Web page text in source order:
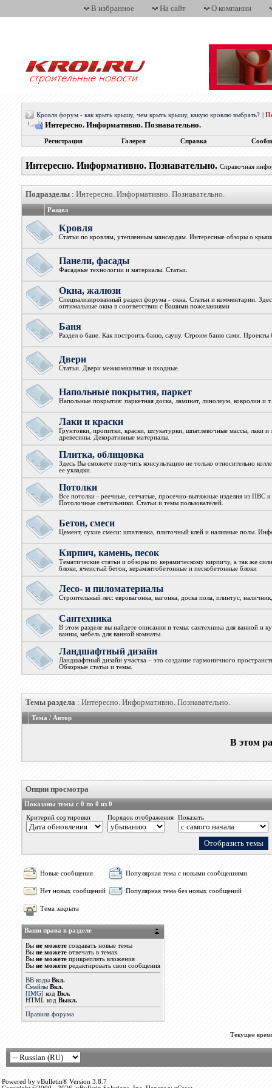
В избранное На сайт О компании
Кровля форум - как крыть крышу, чем крыть крышу, какую кровлю выбрать?
Интересно. Информативно. Познавательно.
Регистрация Галерея Справка
Интересно. Информативно. Познавательно. Справочная
Подразделы: Интересно. Информативно. Познавательно.
Раздел
Кровля
Статьи по кровлям, утепленным мансардам. Интересные обзоры о
Панели, фасады
Фасадные технологии и материалы. Статьи.
Окна, жалюзи
Специализированный раздел форума - окна. Статьи и комментарии.
оптимальные окна в соответствии с Вашими пожеланиями
Баня
Раздел о бане. Как построить баню, сауну. Строим баню сами. Проекты
Двери
Статьи. Двери межкомнатные и входные.
Напольные покрытия, паркет
Напольные покрытия: паркетная доска, ламинат, линолеум, ковролин и
Лаки и краски
Грунтовки, пропитки, краски, штукатурки, шпатлевочные массы, лаки и
древесины. Декоративные материалы.
Плитка, облицовка
Здесь Вы сможете получить консультацию не только относительно
ее укладки.
Потолки
Все потолки - реечные, сетчатые, просечно-вытяжные изделия из ПВС
Потолочные светильники. Статьи и темы пользователей.
Бетон, смеси
Цемент, сухие смеси: шпатлевка, плиточный клей и наливные полы.
Кирпич, камень, песок
Тематические статьи и обзоры по керамическому кирпичу, а так же
блоки, ячеистый бетон, керамзитобетонные и пескобетонные блоки
Лесо- и пиломатериалы
Строительный лес: евровагонка, вагонка, доска пола, плинтус,
Сантехника
В этом разделе вы найдете описания и темы: сантехника для ванной и
ванны, мебель для ванной комнаты.
Ландшафтный дизайн
Ландшафтный дизайн участка – это создание гармоничного
Обзорные статьи и темы.
Темы раздела: Интересно. Информативно. Познавательно.
Тема / Автор
В этом
Опции просмотра
Показаны темы с 0 по 0 из 0
Критерий сортировки
Порядок отображения Показать
Новые сообщения Популярная тема с новыми сообщениями
Нет новых сообщений Популярная тема без новых сообщений
Тема закрыта
Ваши права в разделе
Вы не можетесоздавать новые темы
Вы не можетеотвечать в темах
Вы не можетеприкреплять вложения
Вы не можетередактировать свои сообщения
BB коды Вкл.
Смайлы Вкл.
[IMG] код Вкл.
HTML код Выкл.
Правила форума
Текущее
Powered by vBulletin® Version 3.8.7